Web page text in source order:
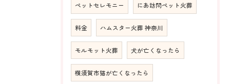
ペットセレモニー にあ訪問ペット火葬
料金 ハムスター火葬 神奈川
モルモット火葬 犬が亡くなったら
横須賀市猫が亡くなったら